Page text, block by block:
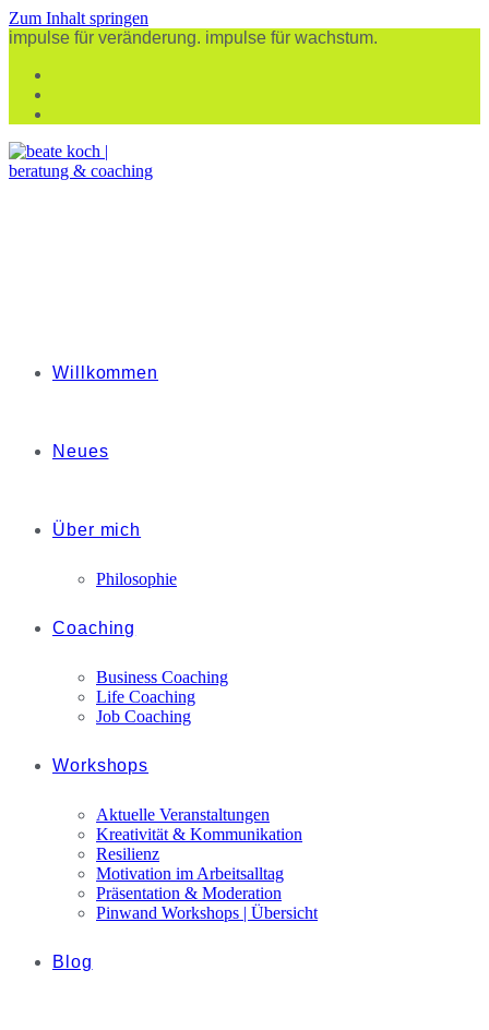
Zum Inhalt springen
impulse für veränderung. impulse für wachstum.
Willkommen
Neues
Über mich
Philosophie
Coaching
Business Coaching
Life Coaching
Job Coaching
Workshops
Aktuelle Veranstaltungen
Kreativität & Kommunikation
Resilienz
Motivation im Arbeitsalltag
Präsentation & Moderation
Pinwand Workshops | Übersicht
Blog